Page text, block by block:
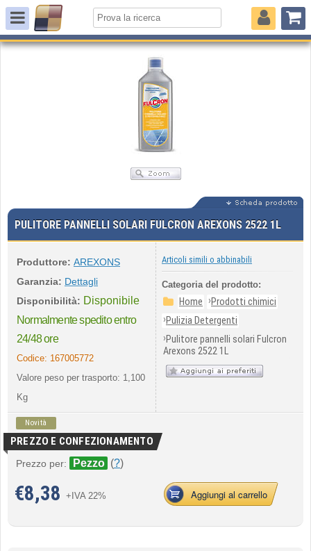
PULITORE PANNELLI SOLARI FULCRON AREXONS 2522 1L
Produttore: AREXONS
Garanzia: Dettagli
Disponibilità: Disponibile
Normalmente spedito entro
24/48 ore
Codice: 167005772
Valore peso per trasporto: 1,100
Kg
Articoli simili o abbinabili
Categoria del prodotto:
Home ›Prodotti chimici
›Pulizia Detergenti
›Pulitore pannelli solari Fulcron
Arexons 2522 1L
Novità
PREZZO E CONFEZIONAMENTO
Prezzo per: Pezzo (?)
€8,38 +IVA 22% Aggiungi al carrello